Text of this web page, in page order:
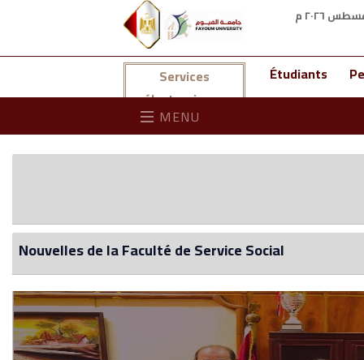
Services
électroniques
Étudiants
MENU
Nouvelles de la Faculté de Service Social